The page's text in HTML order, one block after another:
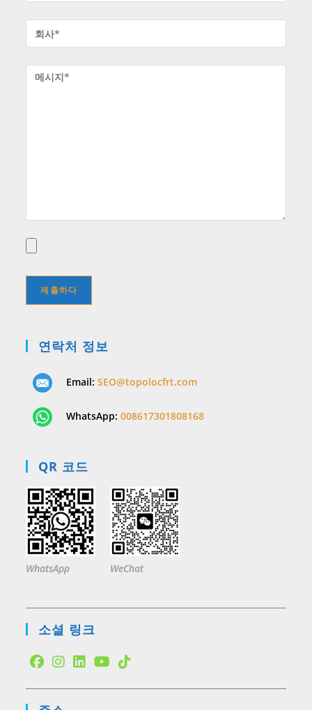
연락처 정보
Email:SEO@topolocfrt.com
WhatsApp:008617301808168
QR 코드
WhatsApp WeChat
소셜 링크